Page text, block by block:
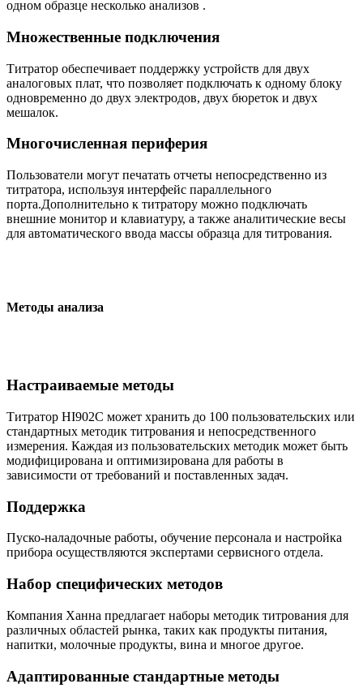
одном образце несколько анализов .
Множественные подключения
Титратор обеспечивает поддержку устройств для двух
аналоговых плат, что позволяет подключать к одному блоку
одновременно до двух электродов, двух бюреток и двух
мешалок.
Многочисленная периферия
Пользователи могут печатать отчеты непосредственно из
титратора, используя интерфейс параллельного
порта.Дополнительно к титратору можно подключать
внешние монитор и клавиатуру, а также аналитические весы
для автоматического ввода массы образца для титрования.
Методы анализа
Настраиваемые методы
Титратор HI902C может хранить до 100 пользовательских или
стандартных методик титрования и непосредственного
измерения. Каждая из пользовательских методик может быть
модифицирована и оптимизирована для работы в
зависимости от требований и поставленных задач.
Поддержка
Пуско-наладочные работы, обучение персонала и настройка
прибора осуществляются экспертами сервисного отдела.
Набор специфических методов
Компания Ханна предлагает наборы методик титрования для
различных областей рынка, таких как продукты питания,
напитки, молочные продукты, вина и многое другое.
Адаптированные стандартные методы